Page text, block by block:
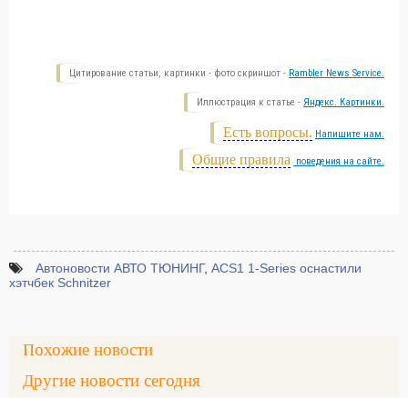
Цитирование статьи, картинки - фото скриншот - Rambler News Service.
Иллюстрация к статье - Яндекс. Картинки.
Есть вопросы. Напишите нам.
Общие правила поведения на сайте.
Автоновости АВТО ТЮНИНГ, ACS1 1-Series оснастили
хэтчбек Schnitzer
Похожие новости
Другие новости сегодня